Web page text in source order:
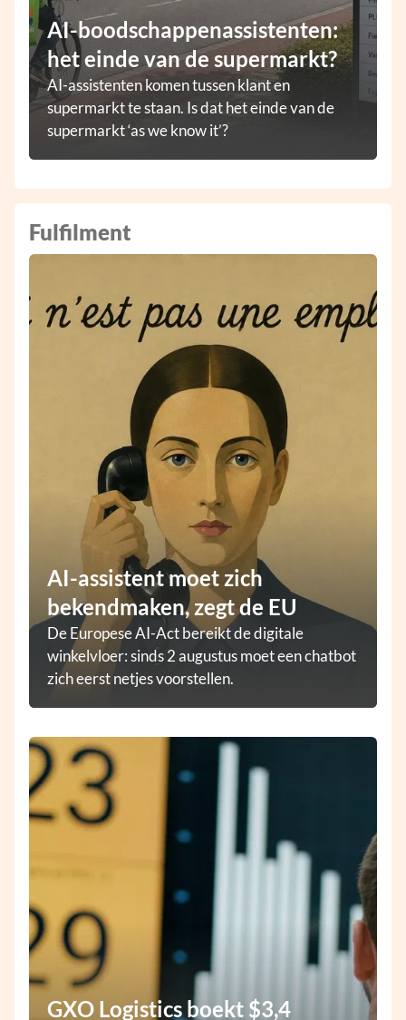
AI-boodschappenassistenten:
het einde van de supermarkt?
AI-assistenten komen tussen klant en
supermarkt te staan. Is dat het einde van de
supermarkt ‘as we know it’?
Fulfilment
AI-assistent moet zich
bekendmaken, zegt de EU
De Europese AI-Act bereikt de digitale
winkelvloer: sinds 2 augustus moet een chatbot
zich eerst netjes voorstellen.
GXO Logistics boekt $3,4